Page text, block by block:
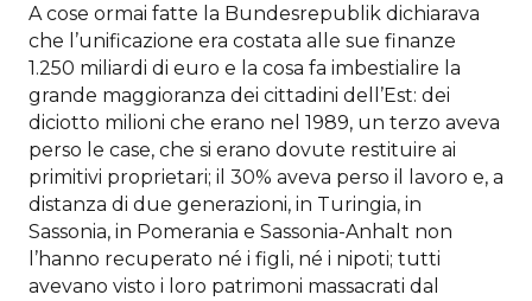
A cose ormai fatte la Bundesrepublik dichiarava
che l’unificazione era costata alle sue finanze
1.250 miliardi di euro e la cosa fa imbestialire la
grande maggioranza dei cittadini dell’Est: dei
diciotto milioni che erano nel 1989, un terzo aveva
perso le case, che si erano dovute restituire ai
primitivi proprietari; il 30% aveva perso il lavoro e, a
distanza di due generazioni, in Turingia, in
Sassonia, in Pomerania e Sassonia-Anhalt non
l’hanno recuperato né i figli, né i nipoti; tutti
avevano visto i loro patrimoni massacrati dal